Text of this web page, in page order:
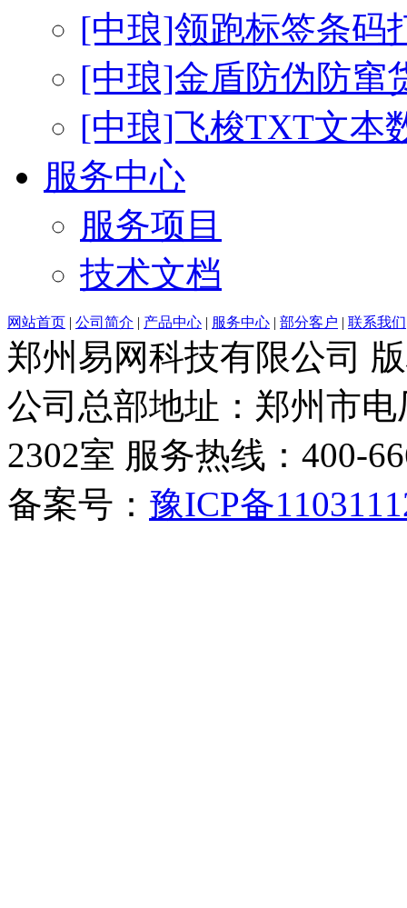
[中琅]领跑标签条码
[中琅]金盾防伪防窜
[中琅]飞梭TXT文本
服务中心
服务项目
技术文档
网站首页 | 公司简介 | 产品中心 | 服务中心 | 部分客户 | 联系我们
郑州易网科技有限公司
公司总部地址：郑州市
2302室 服务热线：400-
备案号： 豫ICP备